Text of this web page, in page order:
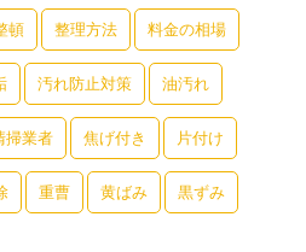
頓 整理方法 料金の相場
汚れ防止対策 油汚れ
掃業者 焦げ付き 片付け
重曹 黄ばみ 黒ずみ